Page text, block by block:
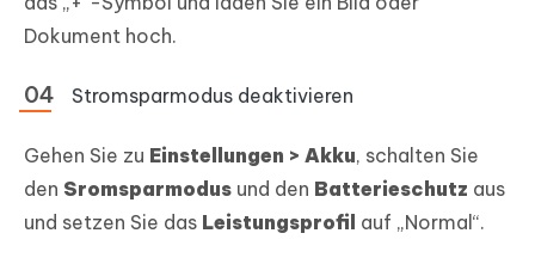
Dokument hoch.
Stromsparmodus deaktivieren
Gehen Sie zu Einstellungen > Akku, schalten Sie
den Sromsparmodus und den Batterieschutz aus
und setzen Sie das Leistungsprofil auf „Normal“.